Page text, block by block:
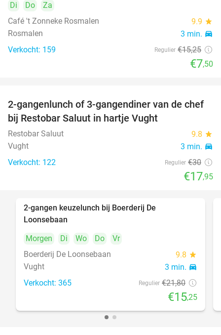
Di Do
Za
Café 't Zonneke Rosmalen
9.9 star
Rosmalen 3 min. directions_car
Verkocht: 159 Regulier €15,25
€7,50
40%
2-gangenlunch of 3-gangendiner van de chef
bij Restobar Saluut in hartje Vught
Restobar Saluut 9.8 star
Vught 3 min. directions_car
Verkocht: 122 Regulier €30
€17,95
2-gangen keuzelunch bij Boerderij De
Loonsebaan
Morgen
Di Wo Do
Vr
Boerderij De Loonsebaan
9.8 star
Vught 3 min. directions_car
Verkocht: 365 Regulier €21,80
€15,25